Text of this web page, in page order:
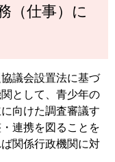
（仕事）に
議会設置法に基づ
として、青少年の
向けた調査審議す
連携を図ることを
関係行政機関に対